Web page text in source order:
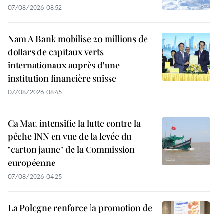
07/08/2026 08:52
Nam A Bank mobilise 20 millions de
dollars de capitaux verts
internationaux auprès d'une
institution financière suisse
07/08/2026 08:45
Ca Mau intensifie la lutte contre la
pêche INN en vue de la levée du
"carton jaune" de la Commission
européenne
07/08/2026 04:25
La Pologne renforce la promotion de